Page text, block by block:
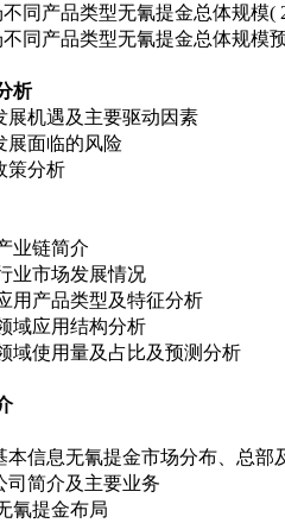
品类型无氰提金总体规模(
品类型无氰提金总体规模预
析
机遇及主要驱动因素
面临的风险
分析
链简介
市场发展情况
产品类型及特征分析
应用结构分析
使用量及占比及预测分析
无氰提金市场分布、总部
介及主要业务
提金布局